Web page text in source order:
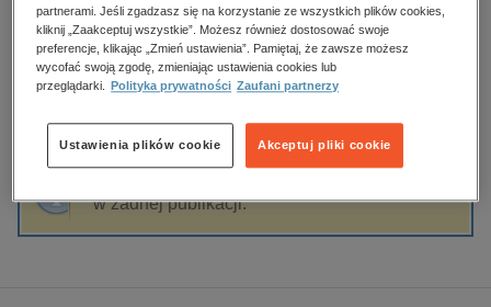
budownictwo, aranżacja wnętrz
biznesowe, branżowe, gospodarka
dzienniki
edukacja
hobby, sport, rozrywka
komputery, internet, technologie, informatyka
Marcin Witan
Sortowanie Filtrowanie
w żadnej publikacji.
partnerami. Jeśli zgadzasz się na korzystanie ze wszystkich plików cookies,
kliknij „Zaakceptuj wszystkie”. Możesz również dostosować swoje
preferencje, klikając „Zmień ustawienia”. Pamiętaj, że zawsze możesz
wycofać swoją zgodę, zmieniając ustawienia cookies lub
przeglądarki.
Polityka prywatności Zaufani partnerzy
Akceptuj pliki cookie
Ustawienia plików cookie